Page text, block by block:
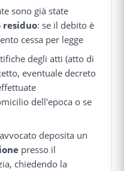
sono già state
: se il debito è
cessa per legge
degli atti (atto di
eventuale decreto
dell'epoca o se
deposita un
presso il
chiedendo la